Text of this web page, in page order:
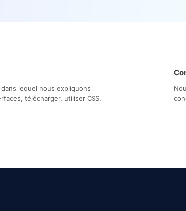
dans lequel nous expliquons
télécharger, utiliser CSS,